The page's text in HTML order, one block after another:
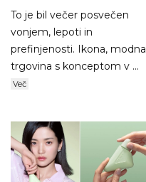
To je bil večer posvečen
vonjem, lepoti in
prefinjenosti. Ikona, modna
trgovina s konceptom v ...
Več